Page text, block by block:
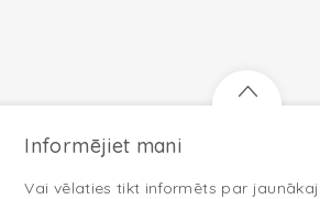
Informējiet mani
Vai vēlaties tikt informēts par